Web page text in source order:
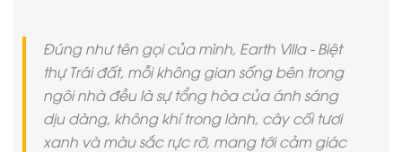
Đúng như tên gọi của mình, Earth Villa - Biệt
thự Trái đất, mỗi không gian sống bên trong
ngôi nhà đều là sự tổng hòa của ánh sáng
dịu dàng, không khí trong lành, cây cối tươi
xanh và màu sắc rực rỡ, mang tới cảm giác